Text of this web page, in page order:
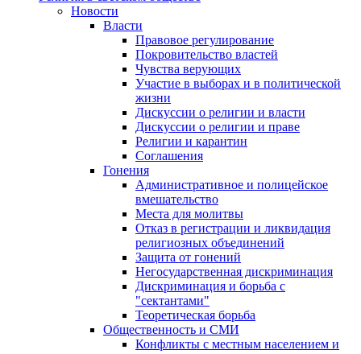
Новости
Власти
Правовое регулирование
Покровительство властей
Чувства верующих
Участие в выборах и в политической
жизни
Дискуссии о религии и власти
Дискуссии о религии и праве
Религии и карантин
Соглашения
Гонения
Административное и полицейское
вмешательство
Места для молитвы
Отказ в регистрации и ликвидация
религиозных объединений
Защита от гонений
Негосударственная дискриминация
Дискриминация и борьба с
"сектантами"
Теоретическая борьба
Общественность и СМИ
Конфликты с местным населением и